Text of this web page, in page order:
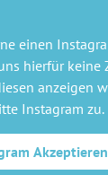
einen
hierfür keine
anzeigen
Instagram zu.
Akzeptieren